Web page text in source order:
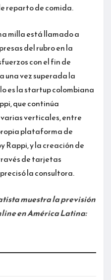
reparto de comida.
milla está llamado a
del rubro en la
con el fin de
una vez superada la
es la startup colombiana
que continúa
verticales, entre
plataforma de
y la creación de
de tarjetas
la consultora.
muestra la previsión
en América Latina: